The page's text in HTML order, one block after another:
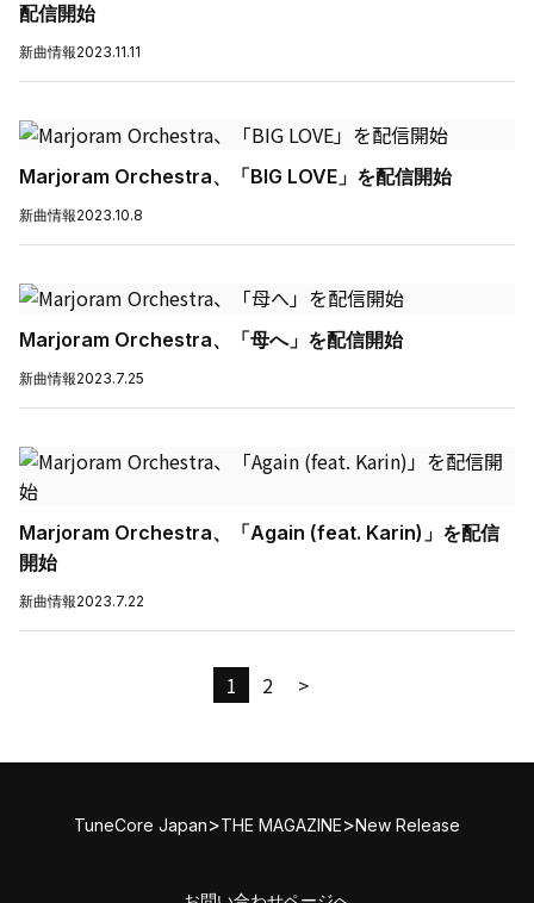
配信開始
新曲情報2023.11.11
Marjoram Orchestra、「BIG LOVE」を配信開始
新曲情報2023.10.8
Marjoram Orchestra、「母へ」を配信開始
新曲情報2023.7.25
Marjoram Orchestra、「Again (feat. Karin)」を配信
開始
新曲情報2023.7.22
1 2 >
TuneCore Japan>THE MAGAZINE>New Release